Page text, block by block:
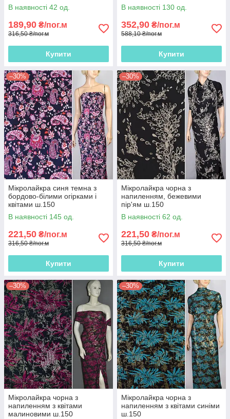
В наявності 42 од.
189,90 ₴/пог.м
316,50 ₴/пог.м
Купити
В наявності 130 од.
352,90 ₴/пог.м
588,10 ₴/пог.м
Купити
–30%
Мікролайкра синя темна з
бордово-білими огірками і
квітами ш.150
В наявності 145 од.
221,50 ₴/пог.м
316,50 ₴/пог.м
Купити
–30%
Мікролайкра чорна з
напиленням, бежевими
пір'ям ш.150
В наявності 62 од.
221,50 ₴/пог.м
316,50 ₴/пог.м
Купити
–30%
Мікролайкра чорна з
напиленням з квітами
малиновими ш.150
–30%
Мікролайкра чорна з
напиленням з квітами синіми
ш.150